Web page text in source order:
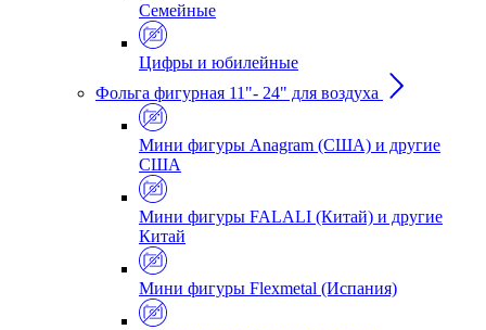
Семейные
Цифры и юбилейные
Фольга фигурная 11"- 24" для воздуха
Мини фигуры Anagram (США) и другие
США
Мини фигуры FALALI (Китай) и другие
Китай
Мини фигуры Flexmetal (Испания)